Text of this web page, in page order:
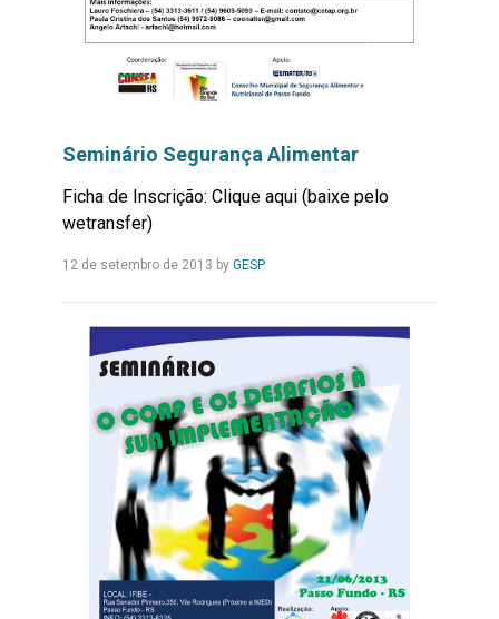
Seminário Segurança Alimentar
Ficha de Inscrição: Clique aqui (baixe pelo
wetransfer)
12 de setembro de 2013 by GESPLeia